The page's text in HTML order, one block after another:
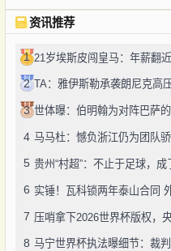
资讯推荐
1 21岁埃斯皮闯皇马：年薪翻
2 TA：雅伊斯勒承袭朗尼克高
3 世体曝：伯明翰为对阵巴萨
4 马马杜：憾负浙江仍为团队
5 贵州“村超”：不止于足球，
6 实锤！瓦科锁两年泰山合同
7
8 马宁世界杯执法曝细节：裁